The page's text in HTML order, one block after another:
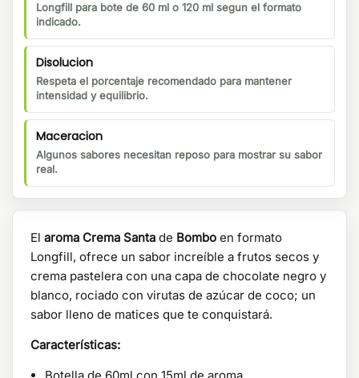
Longfill para bote de 60 ml o 120 ml segun el formato
indicado.
Disolucion
Respeta el porcentaje recomendado para mantener
intensidad y equilibrio.
Maceracion
Algunos sabores necesitan reposo para mostrar su sabor
real.
El aroma Crema Santa de Bombo en formato
Longfill, ofrece un sabor increíble a frutos secos y
crema pastelera con una capa de chocolate negro y
blanco, rociado con virutas de azúcar de coco; un
sabor lleno de matices que te conquistará.
Características: